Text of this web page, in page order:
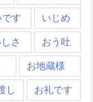
す いじめ
さ おう吐
お地蔵様
し お礼です